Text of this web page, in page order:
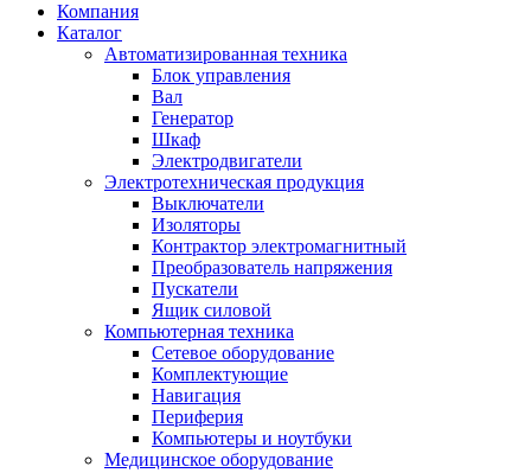
Компания
Каталог
Автоматизированная техника
Блок управления
Вал
Генератор
Шкаф
Электродвигатели
Электротехническая продукция
Выключатели
Изоляторы
Контрактор электромагнитный
Преобразователь напряжения
Пускатели
Ящик силовой
Компьютерная техника
Сетевое оборудование
Комплектующие
Навигация
Периферия
Компьютеры и ноутбуки
Медицинское оборудование